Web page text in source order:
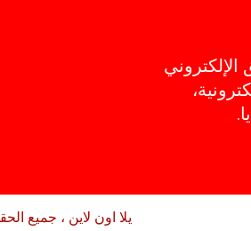
يلا اون لاين ، جميع الحقوق محفوظة ©